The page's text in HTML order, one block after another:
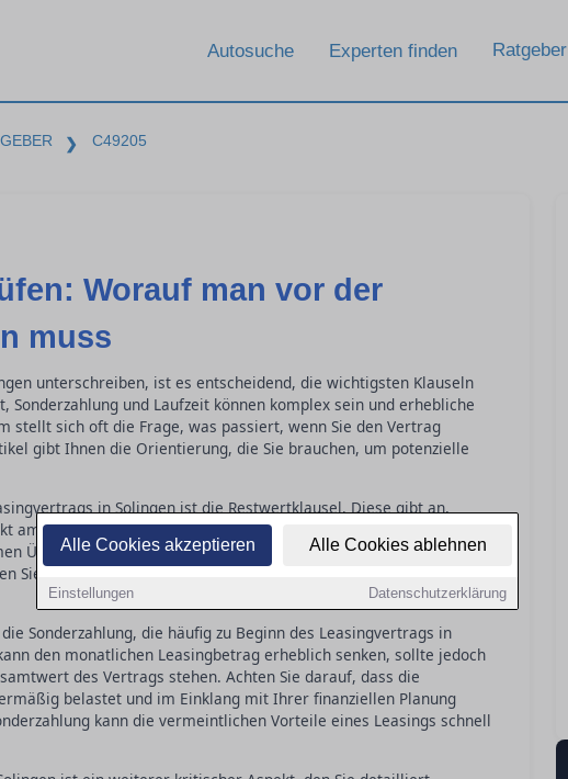
Alle Cookies akzeptieren Alle Cookies ablehnen
Einstellungen Datenschutzerklärung
Autosuche Experten finden Ratgeber
❯ C49205
Worauf man vor der
muss
unterschreiben, ist es entscheidend, die wichtigsten Klauseln
Sonderzahlung und Laufzeit können komplex sein und erhebliche
stellt sich oft die Frage, was passiert, wenn Sie den Vertrag
gibt Ihnen die Orientierung, die Sie brauchen, um potenzielle
in Solingen ist die Restwertklausel. Diese gibt an,
am Ende der Vertragslaufzeit noch haben soll. Missverständnisse
Überraschungen führen, wenn Sie den Zustand des Objekts zum
Sie dafür, dass der Restwert realistisch angesetzt ist, um
Sonderzahlung, die häufig zu Beginn des Leasingvertrags in
den monatlichen Leasingbetrag erheblich senken, sollte jedoch
des Vertrags stehen. Achten Sie darauf, dass die
belastet und im Einklang mit Ihrer finanziellen Planung
kann die vermeintlichen Vorteile eines Leasings schnell